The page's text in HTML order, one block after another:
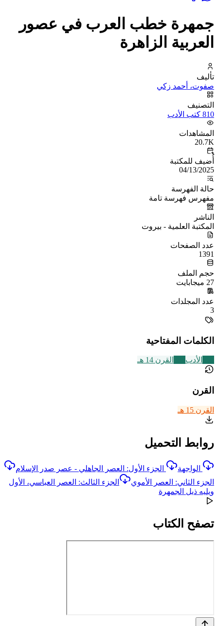
جمهرة خطب العرب في عصور
العربية الزاهرة
تأليف
صفوت، أحمد زكي
التصنيف
810 كتب الأدب
المشاهدات
20.7K
أُضيف للمكتبة
04/13/2025
حالة الفهرسة
مفهرس فهرسة تامة
الناشر
المكتبة العلمية - بيروت
عدد الصفحات
1391
حجم الملف
27 ميجابايت
عدد المجلدات
3
الكلمات المفتاحية
الأدب القرن 14 هـ
القرن
القرن 15 هـ
روابط التحميل
الواجهة
الجزء الأول: العصر الجاهلي - عصر صدر الإسلام
الجزء الثاني: العصر الأموي
الجزء الثالث: العصر العباسي، الأول
ويليه ذيل الجمهرة
تصفح الكتاب